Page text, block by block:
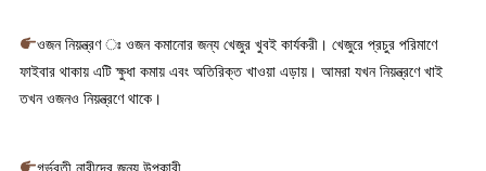
ওজন নিয়ন্ত্রণ ঃ ওজন কমানোর জন্য খেজুর খুবই কার্যকরী। খেজুরে প্রচুর পরিমাণে
ফাইবার থাকায় এটি ক্ষুধা কমায় এবং অতিরিক্ত খাওয়া এড়ায়। আমরা যখন নিয়ন্ত্রণে খাই
তখন ওজনও নিয়ন্ত্রণে থাকে।